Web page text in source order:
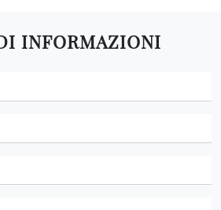
INFORMAZIONI